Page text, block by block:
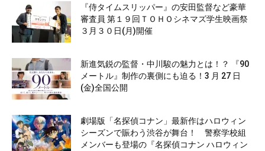
『侍タイムスリッパー』の安田監督など豪華
審査員 第１９回ＴＯＨＯシネマズ学生映画祭
３月３０日(月)開催
新進気鋭の監督・中川駿の魅力とは！？ 『90
メートル』制作の裏側にも迫る！3 月 27 日
(金)全国公開
劇場版「名探偵コナン」最新作はハロウィン
シーズンで賑わう渋谷が舞台！ 警察学校組
メンバーも登場の『名探偵コナン ハロウィン